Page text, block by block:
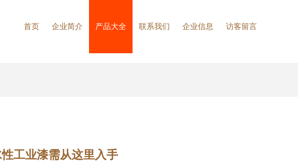
首页 企业简介 产品大全 联系我们 企业信息 访客留言
工业漆需从这里入手